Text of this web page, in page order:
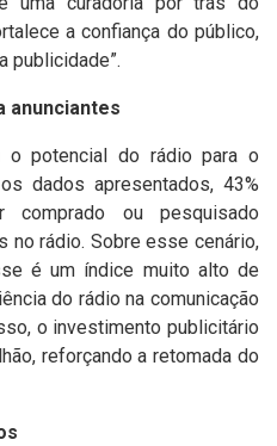
a confiança do público,
publicidade”.
anunciantes
o potencial do rádio para o
dados apresentados, 43%
ou pesquisado
no rádio. Sobre esse cenário,
é um índice muito alto de
do rádio na comunicação
o investimento publicitário
reforçando a retomada do